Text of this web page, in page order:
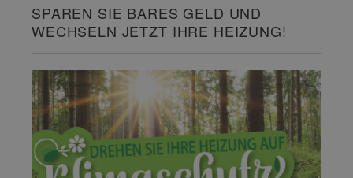
SPAREN SIE BARES GELD UND
WECHSELN JETZT IHRE HEIZUNG!